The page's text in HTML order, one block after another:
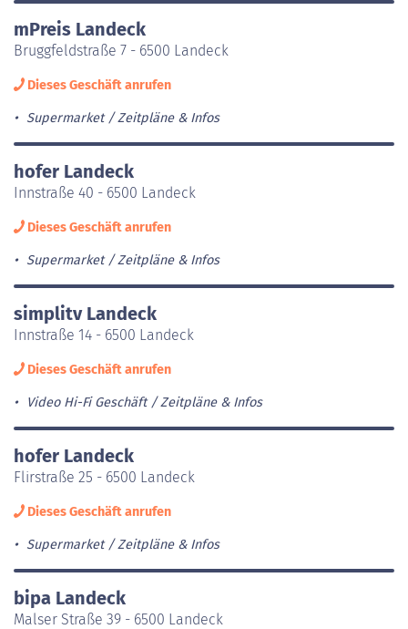
mPreis Landeck
Bruggfeldstraße 7 - 6500 Landeck
Dieses Geschäft anrufen
Supermarket Zeitpläne & Infos
hofer Landeck
Innstraße 40 - 6500 Landeck
Dieses Geschäft anrufen
Supermarket Zeitpläne & Infos
simplitv Landeck
Innstraße 14 - 6500 Landeck
Dieses Geschäft anrufen
Video Hi-Fi Geschäft Zeitpläne & Infos
hofer Landeck
Flirstraße 25 - 6500 Landeck
Dieses Geschäft anrufen
Supermarket Zeitpläne & Infos
bipa Landeck
Malser Straße 39 - 6500 Landeck